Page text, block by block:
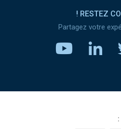
RESTEZ
Partagez votre